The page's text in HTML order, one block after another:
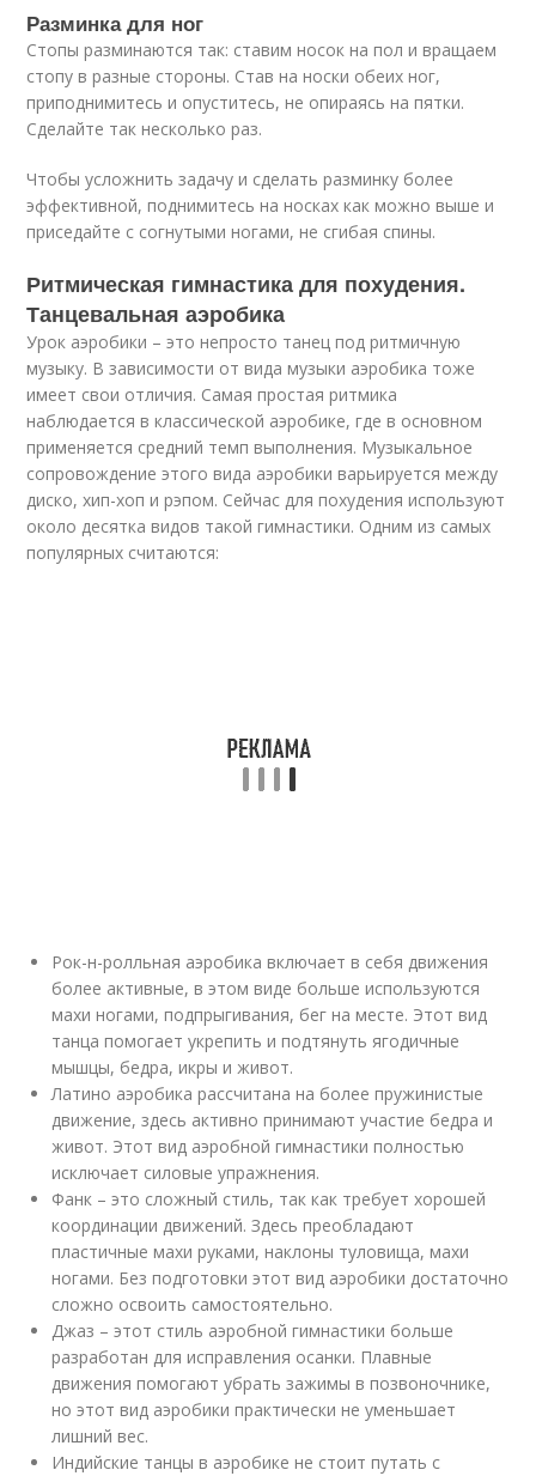
Разминка для ног
Стопы разминаются так: ставим носок на пол и вращаем
стопу в разные стороны. Став на носки обеих ног,
приподнимитесь и опуститесь, не опираясь на пятки.
Сделайте так несколько раз.
Чтобы усложнить задачу и сделать разминку более
эффективной, поднимитесь на носках как можно выше и
приседайте с согнутыми ногами, не сгибая спины.
Ритмическая гимнастика для похудения.
Танцевальная аэробика
Урок аэробики – это непросто танец под ритмичную
музыку. В зависимости от вида музыки аэробика тоже
имеет свои отличия. Самая простая ритмика
наблюдается в классической аэробике, где в основном
применяется средний темп выполнения. Музыкальное
сопровождение этого вида аэробики варьируется между
диско, хип-хоп и рэпом. Сейчас для похудения используют
около десятка видов такой гимнастики. Одним из самых
популярных считаются:
Рок-н-ролльная аэробика включает в себя движения
более активные, в этом виде больше используются
махи ногами, подпрыгивания, бег на месте. Этот вид
танца помогает укрепить и подтянуть ягодичные
мышцы, бедра, икры и живот.
Латино аэробика рассчитана на более пружинистые
движение, здесь активно принимают участие бедра и
живот. Этот вид аэробной гимнастики полностью
исключает силовые упражнения.
Фанк – это сложный стиль, так как требует хорошей
координации движений. Здесь преобладают
пластичные махи руками, наклоны туловища, махи
ногами. Без подготовки этот вид аэробики достаточно
сложно освоить самостоятельно.
Джаз – этот стиль аэробной гимнастики больше
разработан для исправления осанки. Плавные
движения помогают убрать зажимы в позвоночнике,
но этот вид аэробики практически не уменьшает
лишний вес.
Индийские танцы в аэробике не стоит путать с